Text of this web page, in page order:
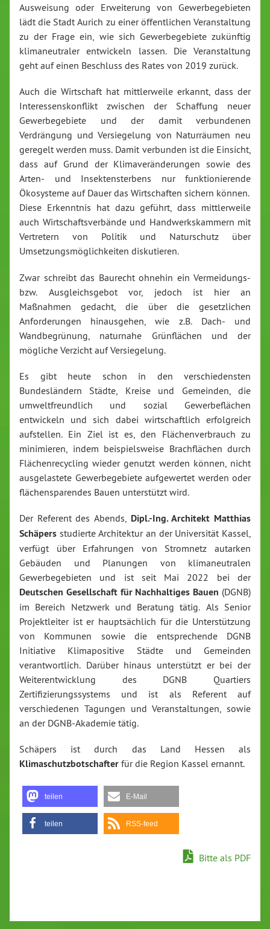
Ausweisung oder Erweiterung von Gewerbegebieten
lädt die Stadt Aurich zu einer öffentlichen Veranstaltung
zu der Frage ein, wie sich Gewerbegebiete zukünftig
klimaneutraler entwickeln lassen. Die Veranstaltung
geht auf einen Beschluss des Rates von 2019 zurück.
Auch die Wirtschaft hat mittlerweile erkannt, dass der
Interessenskonflikt zwischen der Schaffung neuer
Gewerbegebiete und der damit verbundenen
Verdrängung und Versiegelung von Naturräumen neu
geregelt werden muss. Damit verbunden ist die Einsicht,
dass auf Grund der Klimaveränderungen sowie des
Arten- und Insektensterbens nur funktionierende
Ökosysteme auf Dauer das Wirtschaften sichern können.
Diese Erkenntnis hat dazu geführt, dass mittlerweile
auch Wirtschaftsverbände und Handwerkskammern mit
Vertretern von Politik und Naturschutz über
Umsetzungsmöglichkeiten diskutieren.
Zwar schreibt das Baurecht ohnehin ein Vermeidungs-
bzw. Ausgleichsgebot vor, jedoch ist hier an
Maßnahmen gedacht, die über die gesetzlichen
Anforderungen hinausgehen, wie z.B. Dach- und
Wandbegrünung, naturnahe Grünflächen und der
mögliche Verzicht auf Versiegelung.
Es gibt heute schon in den verschiedensten
Bundesländern Städte, Kreise und Gemeinden, die
umweltfreundlich und sozial Gewerbeflächen
entwickeln und sich dabei wirtschaftlich erfolgreich
aufstellen. Ein Ziel ist es, den Flächenverbrauch zu
minimieren, indem beispielsweise Brachflächen durch
Flächenrecycling wieder genutzt werden können, nicht
ausgelastete Gewerbegebiete aufgewertet werden oder
flächensparendes Bauen unterstützt wird.
Der Referent des Abends, Dipl.-Ing. Architekt Matthias
Schäpers studierte Architektur an der Universität Kassel,
verfügt über Erfahrungen von Stromnetz autarken
Gebäuden und Planungen von klimaneutralen
Gewerbegebieten und ist seit Mai 2022 bei der
Deutschen Gesellschaft für Nachhaltiges Bauen (DGNB)
im Bereich Netzwerk und Beratung tätig. Als Senior
Projektleiter ist er hauptsächlich für die Unterstützung
von Kommunen sowie die entsprechende DGNB
Initiative Klimapositive Städte und Gemeinden
verantwortlich. Darüber hinaus unterstützt er bei der
Weiterentwicklung des DGNB Quartiers
Zertifizierungssystems und ist als Referent auf
verschiedenen Tagungen und Veranstaltungen, sowie
an der DGNB-Akademie tätig.
Schäpers ist durch das Land Hessen als
Klimaschutzbotschafter für die Region Kassel ernannt.
teilen E-Mail
teilen RSS-feed
Bitte als PDF